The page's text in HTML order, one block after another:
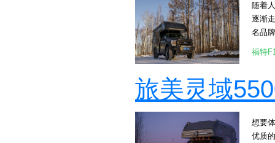
效果
明显
随着
逐渐
名品
叹不
便利
美国
四驱
福特
旅美灵域
想要
优质